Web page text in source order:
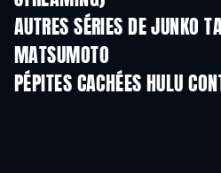
AUTRES SÉRIES DE JUNKO
MATSUMOTO
PÉPITES CACHÉES HULU
Série